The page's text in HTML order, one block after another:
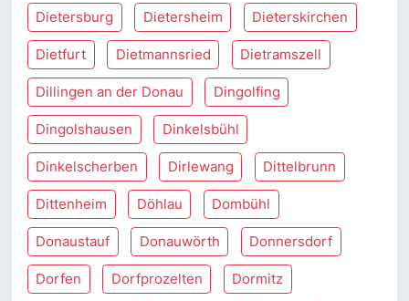
Dietersburg Dietersheim Dieterskirchen
Dietfurt Dietmannsried Dietramszell
Dillingen an der Donau Dingolfing
Dingolshausen Dinkelsbühl
Dinkelscherben Dirlewang Dittelbrunn
Dittenheim Döhlau Dombühl
Donaustauf Donauwörth Donnersdorf
Dorfen Dorfprozelten Dormitz